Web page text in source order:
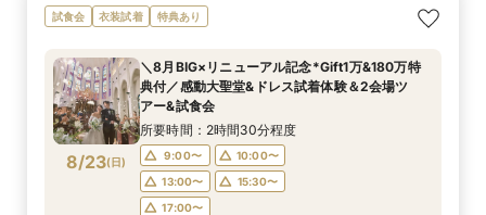
8/22(土)
【見積相談会】結婚式費用を抑えて挙げるコツを
教えます♪
9:00〜
10:00〜
13:00〜
17:00〜
フェアを予約
8/22(土)
＜料理重視の方へ◎＞こだわり抜いた記憶に残る
美食体験◇黒毛和牛3万試食付き！骨格診断＆お
所要時間：2時間30分程度
9:00〜
13:00〜
15:30〜
17:00〜
フェアを予約
8/22(土)
【初見学におすすめ】贅沢和牛試食×大聖堂チャ
ペル×模擬披露宴
9:00〜
10:00〜
13:00〜
17:00〜
フェアを予約
8/22(土)
【徹底比較*2件目以降の方へ】見積相談×全館見
学&国産牛試食付
9:00〜
10:00〜
13:00〜
17:00〜
フェアを予約
8/22(土)
＼10～30名★邸宅貸切OK／プライベート挙式＆
家族婚相談×試食会
10:00〜
11:00〜
13:00〜
17:00〜
フェアを予約
8/22(土)
＼パパママ＆マタニティも安心★／ダンドリや予
算もイチから相談
10:00〜
11:00〜
13:00〜
17:00〜
フェアを予約
試食会 衣装試着 特典あり
8/23(日)
＼8月BIG×リニューアル記念*Gift1万&180万特
典付／感動大聖堂&ドレス試着体験＆2会場ツ
アー&試食会
所要時間：2時間30分程度
9:00〜
10:00〜
13:00〜
15:30〜
17:00〜